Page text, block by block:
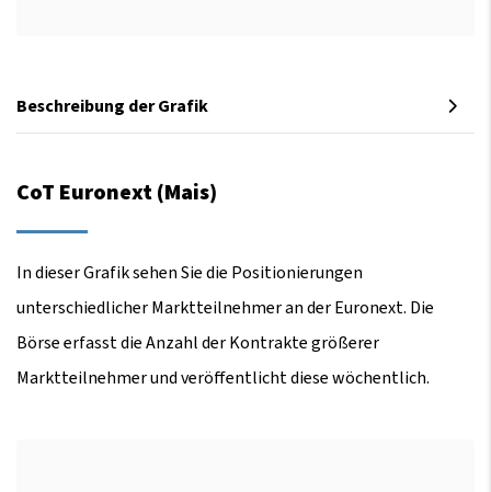
Beschreibung der Grafik
CoT Euronext (Mais)
In dieser Grafik sehen Sie die Positionierungen
unterschiedlicher Marktteilnehmer an der Euronext. Die
Börse erfasst die Anzahl der Kontrakte größerer
Marktteilnehmer und veröffentlicht diese wöchentlich.